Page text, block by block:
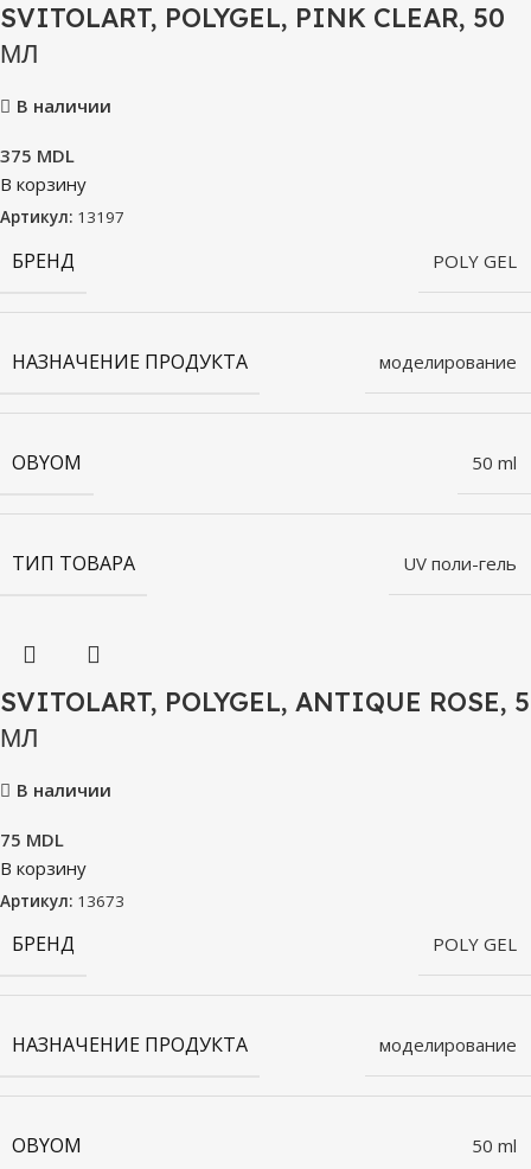
SVITOLART, POLYGEL, PINK CLEAR, 50
МЛ
В наличии
375 MDL
В корзину
Артикул: 13197
БРЕНД POLY GEL
НАЗНАЧЕНИЕ ПРОДУКТА моделирование
OBYOM 50 ml
ТИП ТОВАРА UV поли-гель
SVITOLART, POLYGEL, ANTIQUE ROSE, 5
МЛ
В наличии
75 MDL
В корзину
Артикул: 13673
БРЕНД POLY GEL
НАЗНАЧЕНИЕ ПРОДУКТА моделирование
OBYOM 50 ml